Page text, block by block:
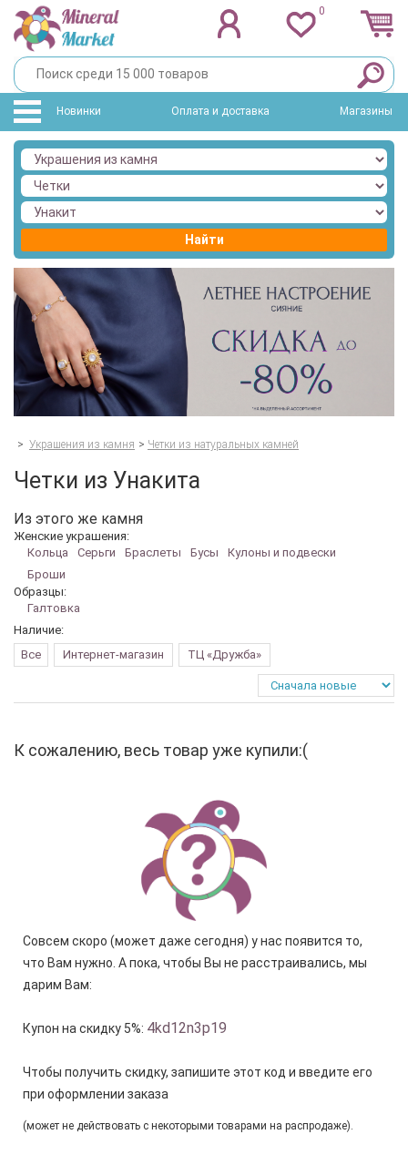
0
Новинки Оплата и доставка Магазины
Найти
> Украшения из камня > Четки из натуральных камней
Четки из Унакита
Из этого же камня
Женские украшения:
Кольца
Серьги Браслеты Бусы
Кулоны и подвески
Броши
Образцы:
Галтовка
Наличие:
Все
Интернет-магазин ТЦ «Дружба»
К сожалению, весь товар уже купили:(
Совсем скоро (может даже сегодня) у нас появится то,
что Вам нужно. А пока, чтобы Вы не расстраивались, мы
дарим Вам:
Купон на скидку 5%: 4kd12n3p19
Чтобы получить скидку, запишите этот код и введите его
при оформлении заказа
(может не действовать с некоторыми товарами на распродаже).